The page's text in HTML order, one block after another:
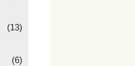
(13)
(6)